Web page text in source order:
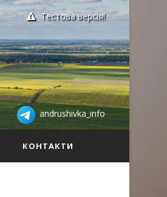
Тестова версія!
andrushivka_info
КОНТАКТИ